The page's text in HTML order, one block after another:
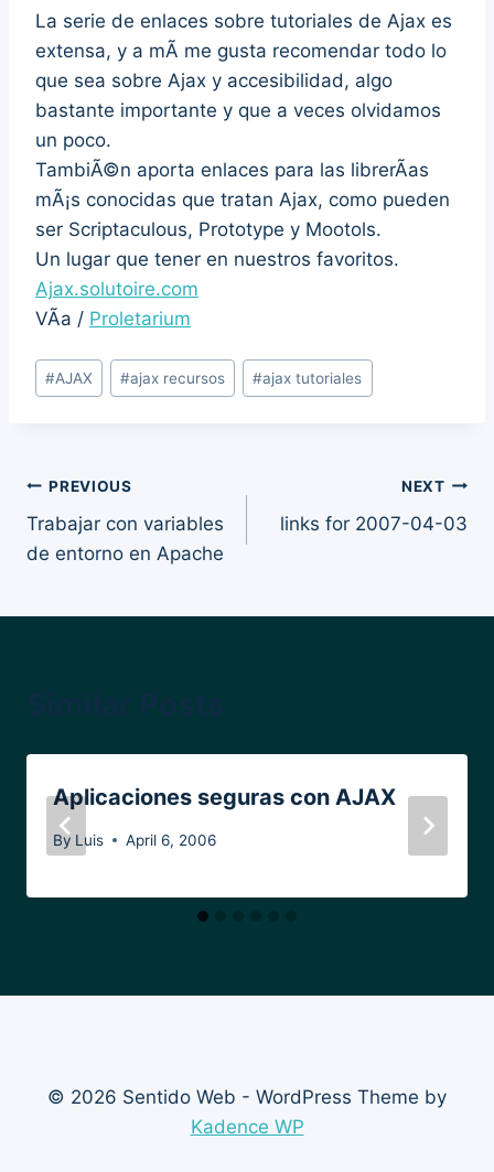
La serie de enlaces sobre tutoriales de Ajax es
extensa, y a mÃ­ me gusta recomendar todo lo
que sea sobre Ajax y accesibilidad, algo
bastante importante y que a veces olvidamos
un poco.
TambiÃ©n aporta enlaces para las librerÃ­as
mÃ¡s conocidas que tratan Ajax, como pueden
ser Scriptaculous, Prototype y Mootols.
Un lugar que tener en nuestros favoritos.
Ajax.solutoire.com
VÃ­a / Proletarium
Post
Tags:
#AJAX #ajax recursos #ajax tutoriales
Post
navigation
PREVIOUS
Trabajar con variables
de entorno en Apache
NEXT
links for 2007-04-03
Aplicaciones seguras con AJAX
By Luis April 6, 2006
© 2026 Sentido Web - WordPress Theme by
Kadence WP